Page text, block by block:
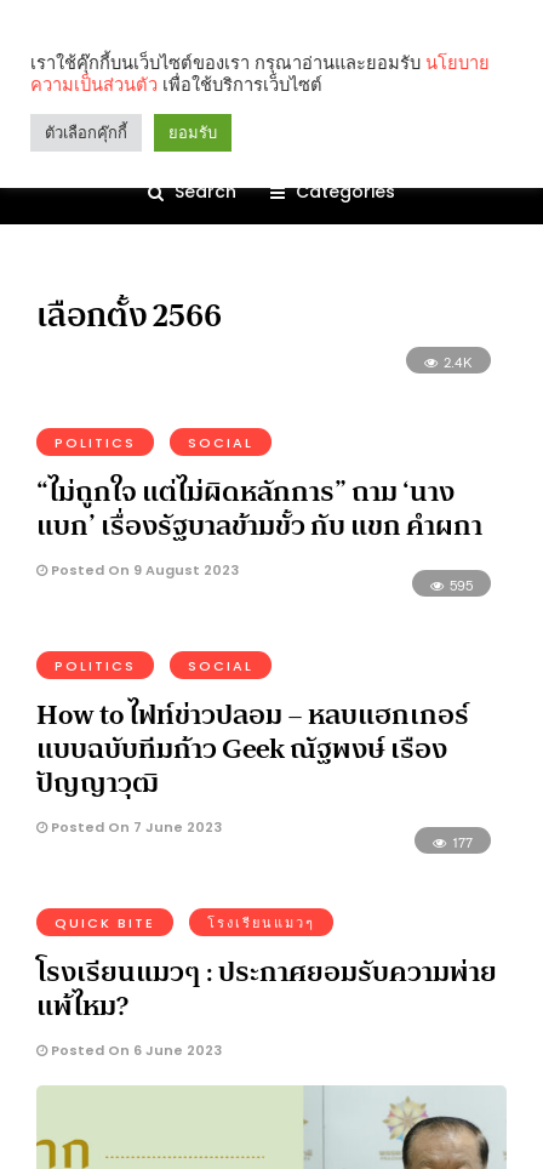
Search Categories
เลือกตั้ง 2566
2.4K
POLITICS SOCIAL
“ไม่ถูกใจ แต่ไม่ผิดหลักการ” ถาม ‘นาง
แบก’ เรื่องรัฐบาลข้ามขั้ว กับ แขก คำผกา
Posted On 9 August 2023
595
POLITICS SOCIAL
How to ไฟท์ข่าวปลอม – หลบแฮกเกอร์
แบบฉบับทีมก้าว Geek ณัฐพงษ์ เรือง
ปัญญาวุฒิ
Posted On 7 June 2023
177
QUICK BITE โรงเรียนแมวๆ
โรงเรียนแมวๆ : ประกาศยอมรับความพ่าย
แพ้ไหม?
Posted On 6 June 2023
เราใช้คุ๊กกี้บนเว็บไซต์ของเรา กรุณาอ่านและยอมรับ นโยบาย
ความเป็นส่วนตัว เพื่อใช้บริการเว็บไซต์
ตัวเลือกคุ๊กกี้ ยอมรับ